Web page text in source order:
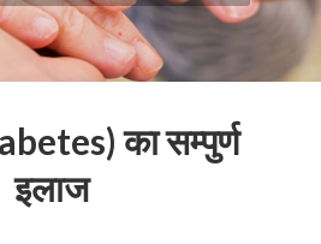
का सम्पुर्ण
इलाज